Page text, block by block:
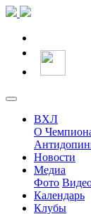
ВХЛ
О
Новости
Медиа
Фото
Календарь
Клубы